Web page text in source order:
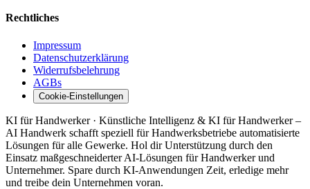
Rechtliches
Impressum
Datenschutzerklärung
Widerrufsbelehrung
AGBs
Cookie-Einstellungen
KI für Handwerker · Künstliche Intelligenz & KI für Handwerker –
AI Handwerk schafft speziell für Handwerksbetriebe automatisierte
Lösungen für alle Gewerke. Hol dir Unterstützung durch den
Einsatz maßgeschneiderter AI-Lösungen für Handwerker und
Unternehmer. Spare durch KI-Anwendungen Zeit, erledige mehr
und treibe dein Unternehmen voran.